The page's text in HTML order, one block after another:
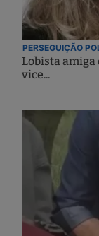
PERSEGUIÇÃO
Lobista
vice...